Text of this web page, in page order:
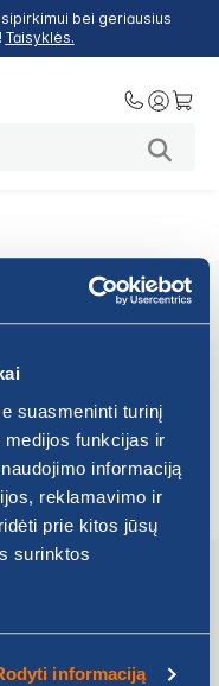
suasmeninti turinį
funkcijas ir
informaciją
reklamavimo ir
prie kitos jūsų
surinktos
informaciją
bei geriausius
Taisyklės.